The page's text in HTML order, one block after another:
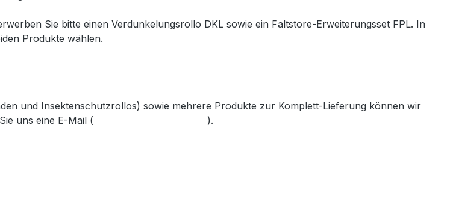
Sie bitte einen Verdunkelungsrollo DKL sowie ein Faltstore-Erweiterungsset FPL. In
Produkte wählen.
und Insektenschutzrollos) sowie mehrere Produkte zur Komplett-Lieferung können wir
uns eine E-Mail ( ).